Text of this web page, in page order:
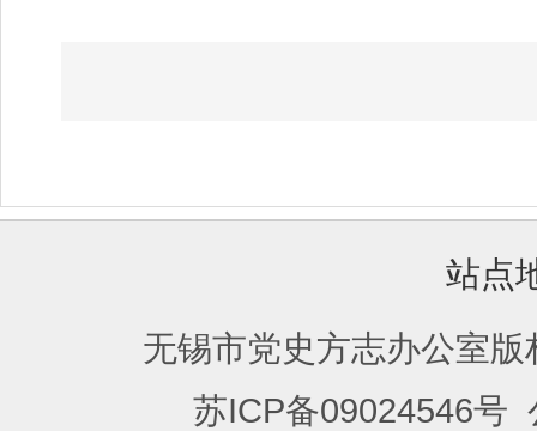
站点
无锡市党史方志办公室
苏ICP备09024546号